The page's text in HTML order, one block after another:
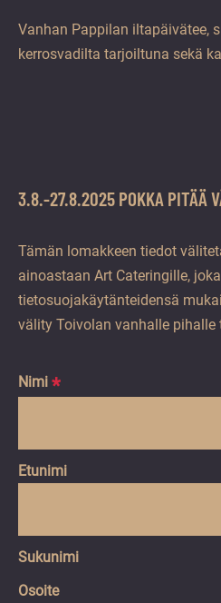
Vanhan Pappilan iltapäivätee,
kerrosvadilta tarjoiltuna sekä
3.8.-27.8.2025 POKKA PITÄÄ
Tämän lomakkeen tiedot
ainoastaan Art Cateringille,
tietosuojakäytänteidensä
välity Toivolan vanhalle
Hidden
Hidden
Hidden
Hidden
Nimi *
Etunimi
Sukunimi
Osoite